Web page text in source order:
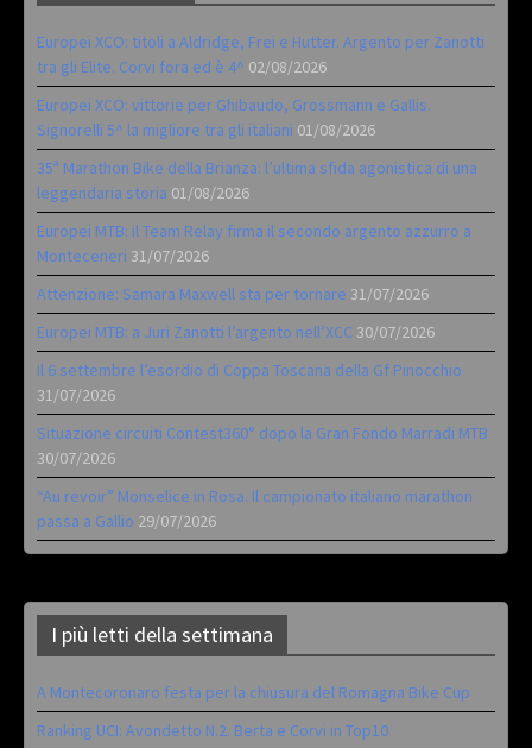
Europei XCO: titoli a Aldridge, Frei e Hutter. Argento per Zanotti
tra gli Elite. Corvi fora ed è 4^ 02/08/2026
Europei XCO: vittorie per Ghibaudo, Grossmann e Gallis.
Signorelli 5^ la migliore tra gli italiani 01/08/2026
35ª Marathon Bike della Brianza: l’ultima sfida agonistica di una
leggendaria storia 01/08/2026
Europei MTB: il Team Relay firma il secondo argento azzurro a
Monteceneri 31/07/2026
Attenzione: Samara Maxwell sta per tornare 31/07/2026
Europei MTB: a Juri Zanotti l’argento nell’XCC 30/07/2026
Il 6 settembre l’esordio di Coppa Toscana della Gf Pinocchio
31/07/2026
Situazione circuiti Contest360° dopo la Gran Fondo Marradi MTB
30/07/2026
“Au revoir” Monselice in Rosa. Il campionato italiano marathon
passa a Gallio 29/07/2026
I più letti della settimana
A Montecoronaro festa per la chiusura del Romagna Bike Cup
Ranking UCI: Avondetto N.2. Berta e Corvi in Top10